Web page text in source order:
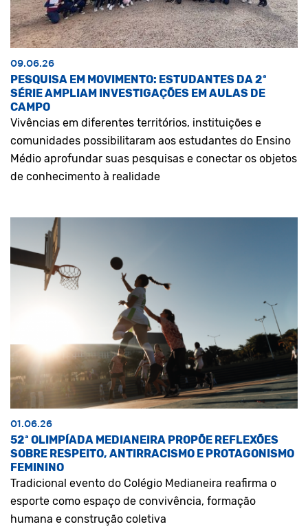
09.06.26
PESQUISA EM MOVIMENTO: ESTUDANTES DA 2ª
SÉRIE AMPLIAM INVESTIGAÇÕES EM AULAS DE
CAMPO
Vivências em diferentes territórios, instituições e
comunidades possibilitaram aos estudantes do Ensino
Médio aprofundar suas pesquisas e conectar os objetos
de conhecimento à realidade
01.06.26
52ª OLIMPÍADA MEDIANEIRA PROPÕE REFLEXÕES
SOBRE RESPEITO, ANTIRRACISMO E PROTAGONISMO
FEMININO
Tradicional evento do Colégio Medianeira reafirma o
esporte como espaço de convivência, formação
humana e construção coletiva